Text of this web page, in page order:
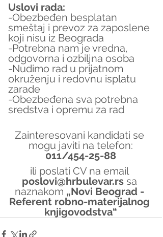
Uslovi rada:
-Obezbeđen besplatan
smeštaj i prevoz za zaposlene
koji nisu iz Beograda
-Potrebna nam je vredna,
odgovorna i ozbiljna osoba
-Nudimo rad u prijatnom
okruženju i redovnu isplatu
zarade
-Obezbeđena sva potrebna
sredstva i opremu za rad
Zainteresovani kandidati se
mogu javiti na telefon:
011/454-25-88
ili poslati CV na email
poslovi@hrbulevar.rs sa
naznakom „Novi Beograd -
Referent robno-materijalnog
knjigovodstva“